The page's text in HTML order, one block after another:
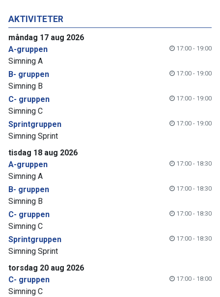
AKTIVITETER
måndag 17 aug 2026
A-gruppen
17:00 - 19:00
Simning A
B- gruppen
17:00 - 19:00
Simning B
C- gruppen
17:00 - 19:00
Simning C
Sprintgruppen
17:00 - 19:00
Simning Sprint
tisdag 18 aug 2026
A-gruppen
17:00 - 18:30
Simning A
B- gruppen
17:00 - 18:30
Simning B
C- gruppen
17:00 - 18:30
Simning C
Sprintgruppen
17:00 - 18:30
Simning Sprint
torsdag 20 aug 2026
C- gruppen
17:00 - 18:00
Simning C